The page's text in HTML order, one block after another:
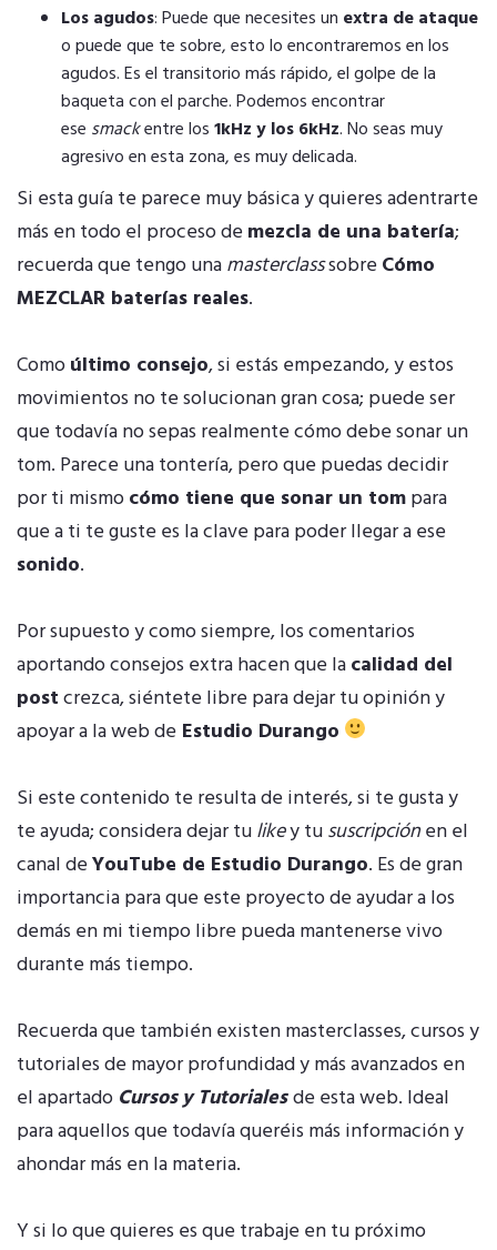
Los agudos: Puede que necesites un extra de ataque
o puede que te sobre, esto lo encontraremos en los
agudos. Es el transitorio más rápido, el golpe de la
baqueta con el parche. Podemos encontrar
ese smackentre los1kHz y los 6kHz. No seas muy
agresivo en esta zona, es muy delicada.
Si esta guía te parece muy básica y quieres adentrarte
más en todo el proceso de mezcla de una batería;
recuerda que tengo unamasterclasssobre Cómo
MEZCLAR baterías reales.
Comoúltimo consejo, si estás empezando, y estos
movimientos no te solucionan gran cosa; puede ser
que todavía no sepas realmente cómo debe sonar un
tom. Parece una tontería, pero que puedas decidir
por ti mismocómo tiene que sonar un tompara
que a ti te guste es la clave para poder llegar a ese
sonido.
Por supuesto y como siempre, los comentarios
aportando consejos extra hacen que lacalidad del
postcrezca, siéntete libre para dejar tu opinión y
apoyar a la web de Estudio Durango
Si este contenido te resulta de interés, si te gusta y
te ayuda; considera dejar tulikey tususcripciónen el
canal deYouTube de Estudio Durango. Es de gran
importancia para que este proyecto de ayudar a los
demás en mi tiempo libre pueda mantenerse vivo
durante más tiempo.
Recuerda que también existen masterclasses, cursos y
tutoriales de mayor profundidad y más avanzados en
el apartado Cursos y Tutorialesde esta web. Ideal
para aquellos que todavía queréis más información y
ahondar más en la materia.
Y si lo que quieres es que trabaje en tu próximo